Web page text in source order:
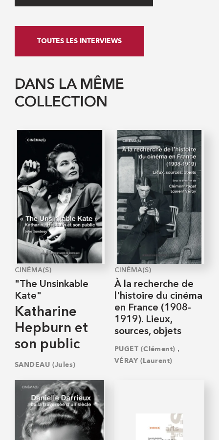
TOUTES LES INTERVIEWS
DANS LA MÊME
COLLECTION
CINÉMA(S)
"The Unsinkable
Kate"
Katharine
Hepburn et
son public
SANDEAU (Jules)
CINÉMA(S)
À la recherche de
l'histoire du cinéma
en France (1908-
1919). Lieux,
sources, objets
PUGET (Clément) ,
VÉRAY (Laurent)